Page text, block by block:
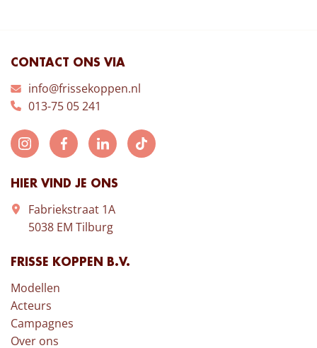
CONTACT ONS VIA
info@frissekoppen.nl
013-75 05 241
HIER VIND JE ONS
Fabriekstraat 1A
5038 EM Tilburg
FRISSE KOPPEN B.V.
Modellen
Acteurs
Campagnes
Over ons